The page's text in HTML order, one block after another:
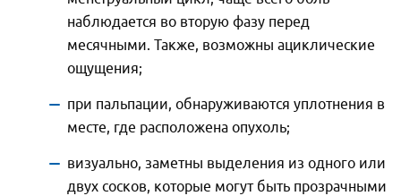
наблюдается во вторую фазу перед
месячными. Также, возможны ациклические
ощущения;
при пальпации, обнаруживаются уплотнения в
месте, где расположена опухоль;
визуально, заметны выделения из одного или
двух сосков, которые могут быть прозрачными